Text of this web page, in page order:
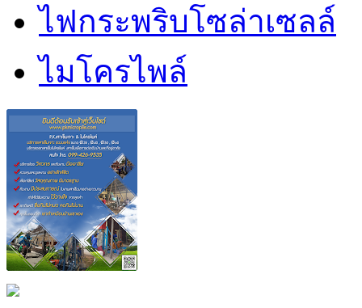
ไฟกระพริบโซล่าเซลล์
ไมโครไพล์